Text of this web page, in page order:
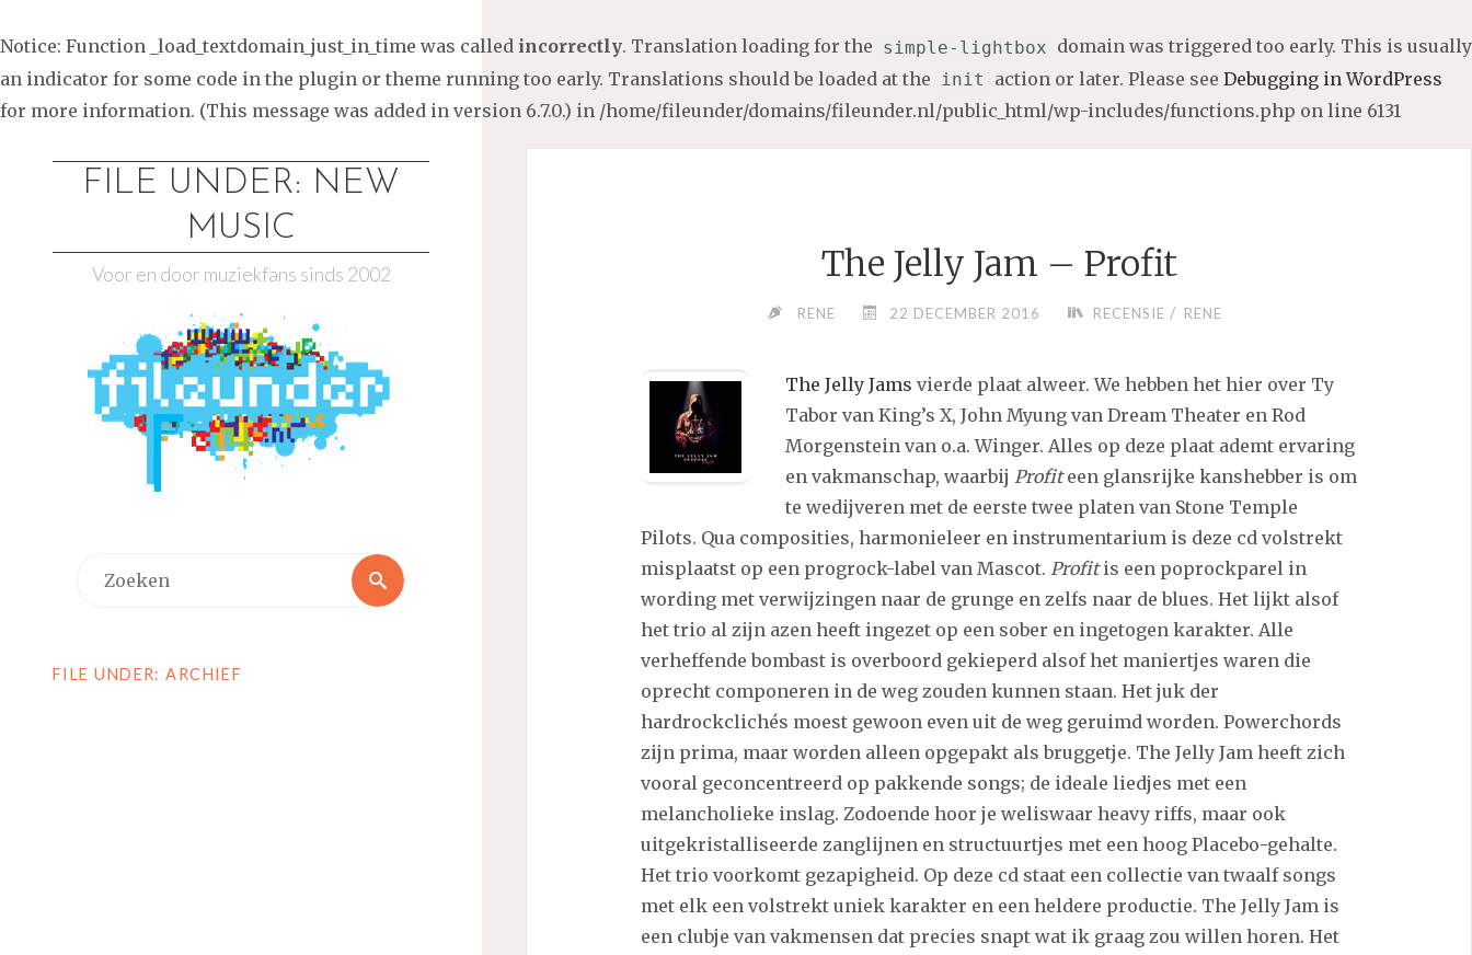
Notice: Function _load_textdomain_just_in_time was called incorrectly. Translation loading for the simple-lightbox domain was triggered too early. This is usually
an indicator for some code in the plugin or theme running too early. Translations should be loaded at the init action or later. Please see Debugging in WordPress
for more information. (This message was added in version 6.7.0.) in /home/fileunder/domains/fileunder.nl/public_html/wp-includes/functions.php on line 6131
FILE UNDER: NEW
MUSIC
Voor en door muziekfans sinds 2002
Zoeken
FILE UNDER: ARCHIEF
The Jelly Jam – Profit
RENE 22 DECEMBER 2016 RECENSIE / RENE
The Jelly Jams vierde plaat alweer. We hebben het hier over Ty
Tabor van King’s X, John Myung van Dream Theater en Rod
Morgenstein van o.a. Winger. Alles op deze plaat ademt ervaring
en vakmanschap, waarbij Profiteen glansrijke kanshebber is om
te wedijveren met de eerste twee platen van Stone Temple
Pilots. Qua composities, harmonieleer en instrumentarium is deze cd volstrekt
misplaatst op een progrock-label van Mascot. Profitis een poprockparel in
wording met verwijzingen naar de grunge en zelfs naar de blues. Het lijkt alsof
het trio al zijn azen heeft ingezet op een sober en ingetogen karakter. Alle
verheffende bombast is overboord gekieperd alsof het maniertjes waren die
oprecht componeren in de weg zouden kunnen staan. Het juk der
hardrockclichés moest gewoon even uit de weg geruimd worden. Powerchords
zijn prima, maar worden alleen opgepakt als bruggetje. The Jelly Jam heeft zich
vooral geconcentreerd op pakkende songs; de ideale liedjes met een
melancholieke inslag. Zodoende hoor je weliswaar heavy riffs, maar ook
uitgekristalliseerde zanglijnen en structuurtjes met een hoog Placebo-gehalte.
Het trio voorkomt gezapigheid. Op deze cd staat een collectie van twaalf songs
met elk een volstrekt uniek karakter en een heldere productie. The Jelly Jam is
een clubje van vakmensen dat precies snapt wat ik graag zou willen horen. Het